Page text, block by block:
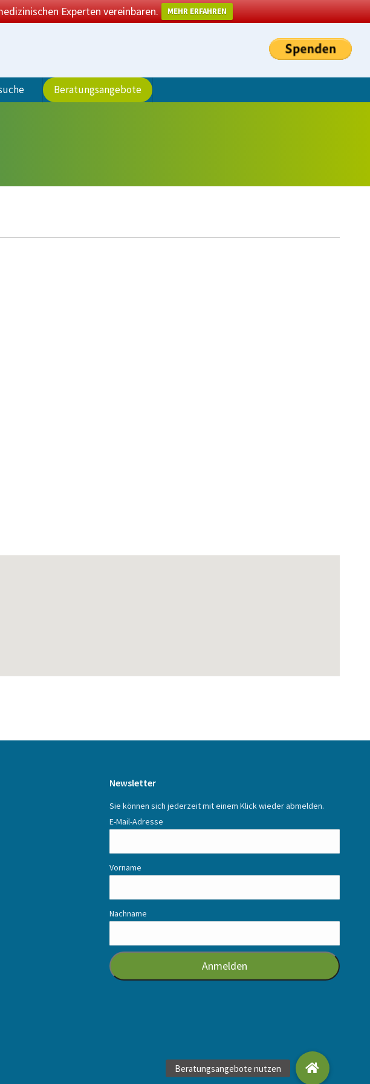
Experten vereinbaren. MEHR ERFAHREN
Beratungsangebote
Newsletter
Sie können sich jederzeit mit einem Klick wieder abmelden.
E-Mail-Adresse
Vorname
Nachname